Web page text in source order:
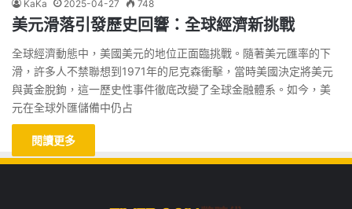
KaKa 2025-04-27 748
美元滑落引發歷史回響：全球經濟新挑戰
全球經濟動態中，美國美元的地位正面臨挑戰。隨著美元匯率的下
滑，許多人不禁聯想到1971年的尼克森衝擊，當時美國決定將美元
與黃金脫鉤，這一歷史性事件徹底改變了全球金融體系。如今，美
元在全球外匯儲備中仍占
閱讀更多